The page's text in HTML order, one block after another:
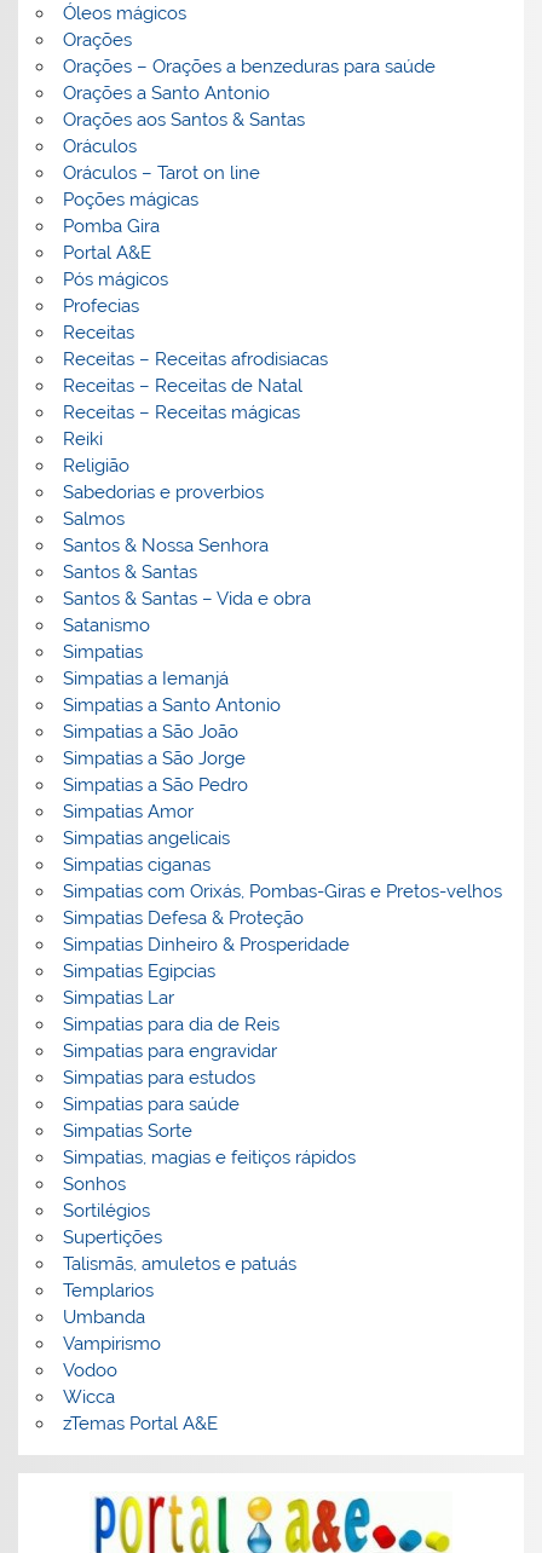
Óleos mágicos
Orações
Orações – Orações a benzeduras para saúde
Orações a Santo Antonio
Orações aos Santos & Santas
Oráculos
Oráculos – Tarot on line
Poções mágicas
Pomba Gira
Portal A&E
Pós mágicos
Profecias
Receitas
Receitas – Receitas afrodisiacas
Receitas – Receitas de Natal
Receitas – Receitas mágicas
Reiki
Religião
Sabedorias e proverbios
Salmos
Santos & Nossa Senhora
Santos & Santas
Santos & Santas – Vida e obra
Satanismo
Simpatias
Simpatias a Iemanjá
Simpatias a Santo Antonio
Simpatias a São João
Simpatias a São Jorge
Simpatias a São Pedro
Simpatias Amor
Simpatias angelicais
Simpatias ciganas
Simpatias com Orixás, Pombas-Giras e Pretos-velhos
Simpatias Defesa & Proteção
Simpatias Dinheiro & Prosperidade
Simpatias Egipcias
Simpatias Lar
Simpatias para dia de Reis
Simpatias para engravidar
Simpatias para estudos
Simpatias para saúde
Simpatias Sorte
Simpatias, magias e feitiços rápidos
Sonhos
Sortilégios
Supertições
Talismãs, amuletos e patuás
Templarios
Umbanda
Vampirismo
Vodoo
Wicca
zTemas Portal A&E